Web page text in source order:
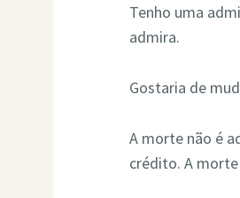
Tenho uma
admira.
Gostaria de
A morte não é
crédito. A